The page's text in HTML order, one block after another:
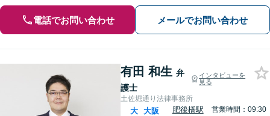
電話でお問い合わせ メールでお問い合わせ
有田 和生 弁
護士
インタビューを
見る
土佐堀通り法律事務所
大 大阪
肥後橋駅
営業時間：09:30